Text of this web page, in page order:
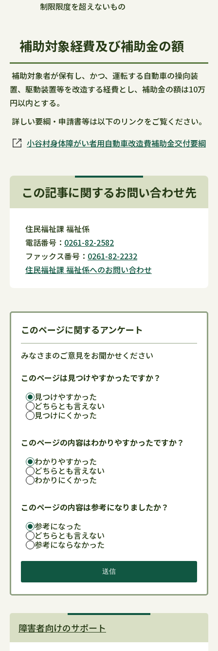
制限限度を超えないもの
補助対象経費及び補助金の額
補助対象者が保有し、かつ、運転する自動車の操向装
置、駆動装置等を改造する経費とし、補助金の額は10万
円以内とする。
詳しい要綱・申請書等は以下のリンクをご覧ください。
小谷村身体障がい者用自動車改造費補助金交付要綱
この記事に関するお問い合わせ先
住民福祉課 福祉係
電話番号： 0261-82-2582
ファックス番号： 0261-82-2232
住民福祉課 福祉係へのお問い合わせ
このページに関するアンケート
みなさまのご意見をお聞かせください
このページは見つけやすかったですか？
見つけやすかった
どちらとも言えない
見つけにくかった
このページの内容はわかりやすかったですか？
わかりやすかった
どちらとも言えない
わかりにくかった
このページの内容は参考になりましたか？
参考になった
どちらとも言えない
参考にならなかった
障害者向けのサポート